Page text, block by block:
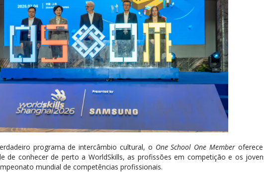
programa de intercâmbio cultural, o One School One Member
de conhecer de perto a WorldSkills, as profissões em competição e os
mundial de competências profissionais.